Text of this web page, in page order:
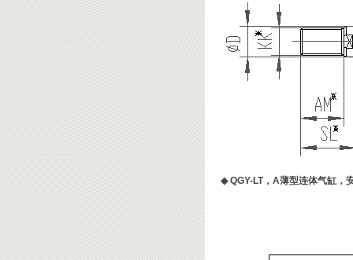
◆QGY-LT，A薄型连体气缸，